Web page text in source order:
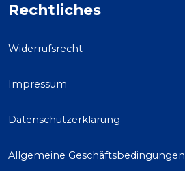
Rechtliches
Widerrufsrecht
Impressum
Datenschutzerklärung
Allgemeine Geschäftsbedingungen